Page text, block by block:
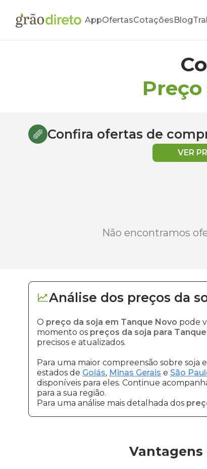
AppOfertasCotaçõesBlog
Confira ofertas de
VER
Não encontramos
Análise dos preços da
O preço da soja em Tanque Novo pode
momento os preços da soja para
precisos e atualizados.
Para uma maior compreensão sobre soja
estados de Goiás, Minas Gerais e São
disponíveis para eles. Continue
para a sua região.
Para uma análise mais detalhada dos
Vantagens